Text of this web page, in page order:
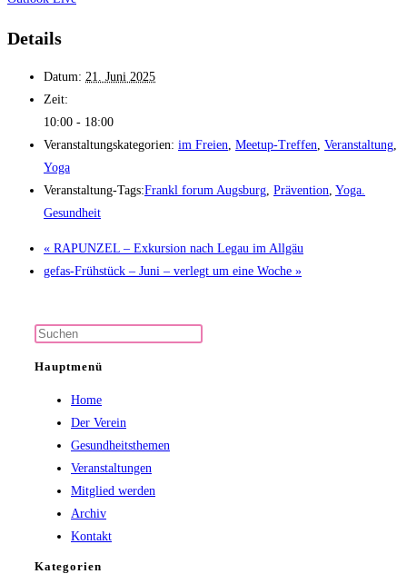
Details
Datum: 21. Juni 2025
Zeit:
10:00 - 18:00
Veranstaltungskategorien: im Freien, Meetup-Treffen, Veranstaltung,
Yoga
Veranstaltung-Tags:Frankl forum Augsburg, Prävention, Yoga.
Gesundheit
« RAPUNZEL – Exkursion nach Legau im Allgäu
gefas-Frühstück – Juni – verlegt um eine Woche »
Hauptmenü
Home
Der Verein
Gesundheitsthemen
Veranstaltungen
Mitglied werden
Archiv
Kontakt
Kategorien